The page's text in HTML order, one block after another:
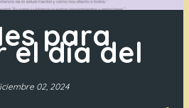
para
día del
02, 2024